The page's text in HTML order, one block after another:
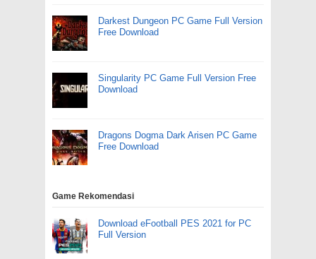
Darkest Dungeon PC Game Full Version
Free Download
Singularity PC Game Full Version Free
Download
Dragons Dogma Dark Arisen PC Game
Free Download
Game Rekomendasi
Download eFootball PES 2021 for PC
Full Version